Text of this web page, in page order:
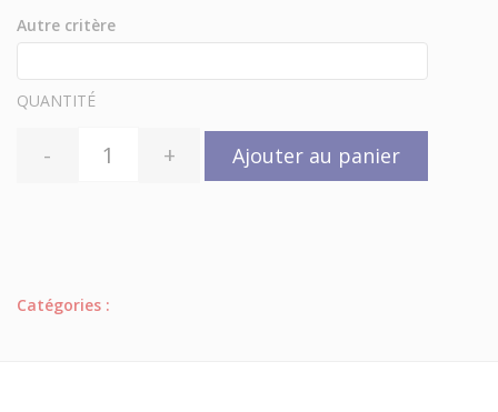
Autre critère
QUANTITÉ
- + Ajouter au panier
Catégories :